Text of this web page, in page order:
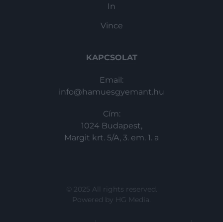
In
Vince
KAPCSOLAT
Email:
info@hamuesgyemant.hu
Cím:
1024 Budapest,
Margit krt. 5/A, 3. em. 1. a
© 2025 All rights reserved.
Powered by HG Media.